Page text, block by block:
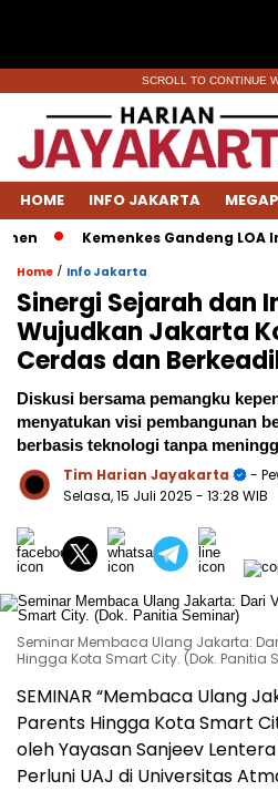
SCROLL TO CONTINUE
HOME INFO JAKARTA
Kemenkes Gandeng LOA
Home / Info Jakarta
Sinergi Sejarah dan
Wujudkan Jakarta
Cerdas dan
Diskusi bersama pemangku
menyatukan visi pembangunan
berbasis teknologi tanpa
Tim Harian Jayakarta
-
Selasa, 15 Juli 2025 - 13:28 WIB
Seminar Membaca Ulang Jakarta:
Hingga Kota Smart City. (Dok. Panitia
SEMINAR “Membaca Ulang
Parents Hingga Kota Smart
oleh Yayasan Sanjeev
Perluni UAJ di Universitas